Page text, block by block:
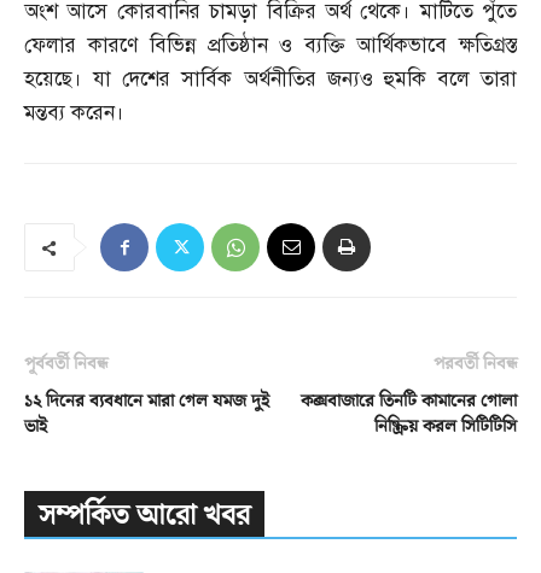
অংশ আসে কোরবানির চামড়া বিক্রির অর্থ থেকে। মাটিতে পুঁতে
ফেলার কারণে বিভিন্ন প্রতিষ্ঠান ও ব্যক্তি আর্থিকভাবে ক্ষতিগ্রস্ত
হয়েছে। যা দেশের সার্বিক অর্থনীতির জন্যও হুমকি বলে তারা
মন্তব্য করেন।
পূর্ববর্তী নিবন্ধ
১২ দিনের ব্যবধানে মারা গেল যমজ দুই
ভাই
পরবর্তী নিবন্ধ
কক্সবাজারে তিনটি কামানের গোলা
নিষ্ক্রিয় করল সিটিটিসি
সম্পর্কিত আরো খবর